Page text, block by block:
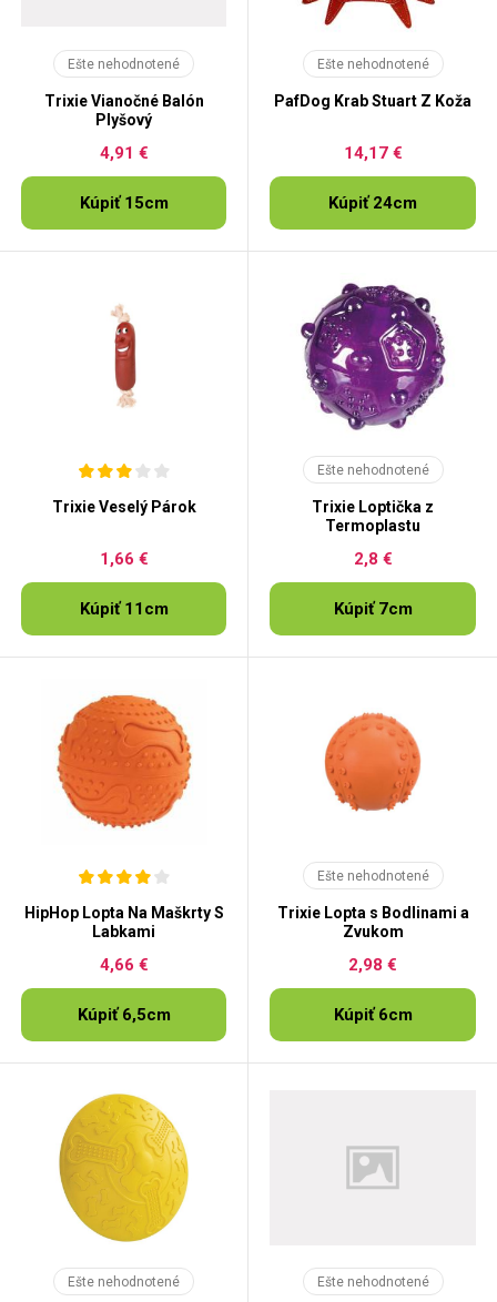
Ešte nehodnotené
Trixie Vianočné Balón
Plyšový
4,91 €
Kúpiť 15cm
Ešte nehodnotené
PafDog Krab Stuart Z Koža
14,17 €
Kúpiť 24cm
Trixie Veselý Párok
1,66 €
Kúpiť 11cm
Ešte nehodnotené
Trixie Loptička z
Termoplastu
2,8 €
Kúpiť 7cm
HipHop Lopta Na Maškrty S
Labkami
4,66 €
Kúpiť 6,5cm
Ešte nehodnotené
Trixie Lopta s Bodlinami a
Zvukom
2,98 €
Kúpiť 6cm
Ešte nehodnotené Ešte nehodnotené